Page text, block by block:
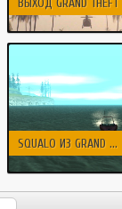
ВЫХОД GRAND THEFT
SQUALO ИЗ GRAND ...